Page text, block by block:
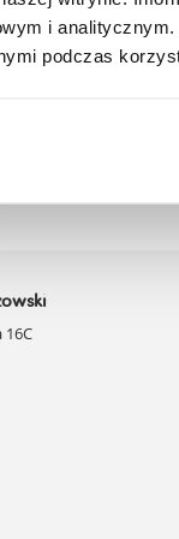
i
podczas
16C